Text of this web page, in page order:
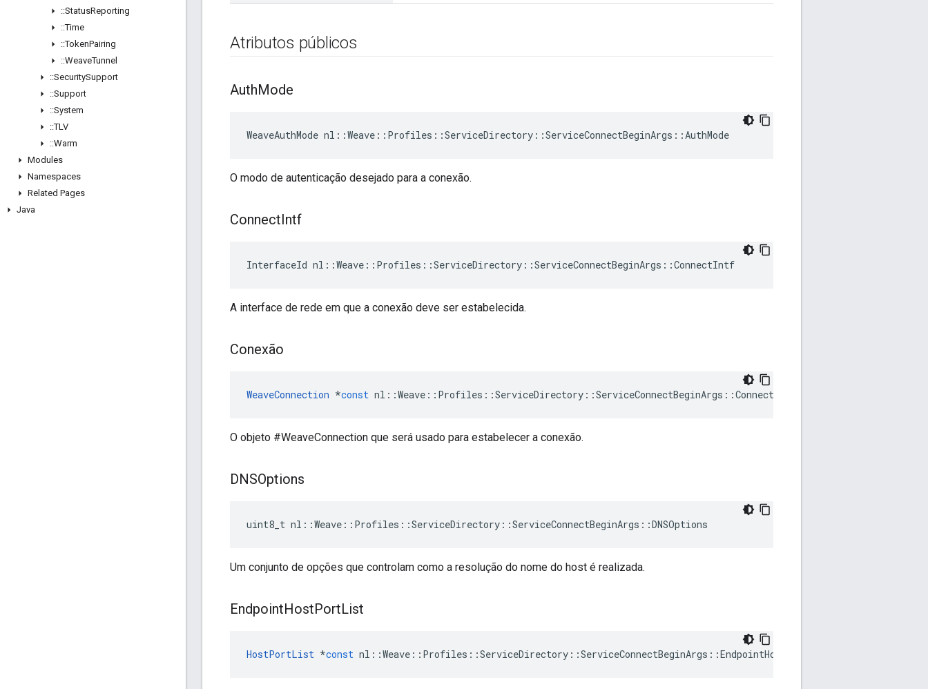
::StatusReporting
::Time
::TokenPairing
::WeaveTunnel
::SecuritySupport
::Support
::System
::TLV
::Warm
Modules
Namespaces
Related Pages
Java
Atributos públicos
AuthMode
WeaveAuthMode nl::Weave::Profiles::ServiceDirectory::ServiceConnectBeginArgs::AuthMode
O modo de autenticação desejado para a conexão.
ConnectIntf
InterfaceId nl::Weave::Profiles::ServiceDirectory::ServiceConnectBeginArgs::ConnectIntf
A interface de rede em que a conexão deve ser estabelecida.
Conexão
WeaveConnection *const nl ::Weave :: Profiles ::ServiceDirectory ::ServiceConnectBeginArgs ::Connection
O objeto #WeaveConnection que será usado para estabelecer a conexão.
DNSOptions
uint8_t nl::Weave::Profiles::ServiceDirectory::ServiceConnectBeginArgs::DNSOptions
Um conjunto de opções que controlam como a resolução do nome do host é realizada.
EndpointHostPortList
HostPortList *const nl ::Weave :: Profiles ::ServiceDirectory ::ServiceConnectBeginArgs ::EndpointHostPortList